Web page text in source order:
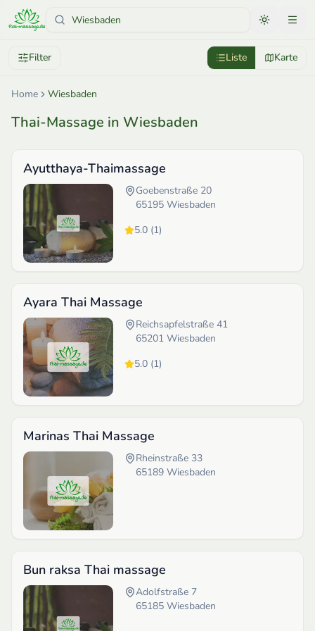
Filter Liste Karte
Home Wiesbaden
Thai-Massage in Wiesbaden
Ayutthaya-Thaimassage
Goebenstraße 20
65195 Wiesbaden
5.0 (1)
Ayara Thai Massage
Reichsapfelstraße 41
65201 Wiesbaden
5.0 (1)
Marinas Thai Massage
Rheinstraße 33
65189 Wiesbaden
Bun raksa Thai massage
Adolfstraße 7
65185 Wiesbaden